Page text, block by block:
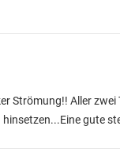
Strömung!! Aller
gute